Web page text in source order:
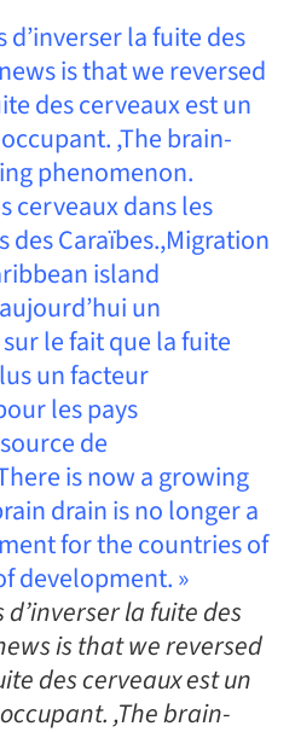
d’inverser la fuite des
is that we reversed
des cerveaux est un
,The brain-
phenomenon.
cerveaux dans les
Caraïbes.,Migration
island
un
le fait que la fuite
un facteur
les pays
de
is now a growing
drain is no longer a
for the countries of
development. »
d’inverser la fuite des
is that we reversed
des cerveaux est un
,The brain-